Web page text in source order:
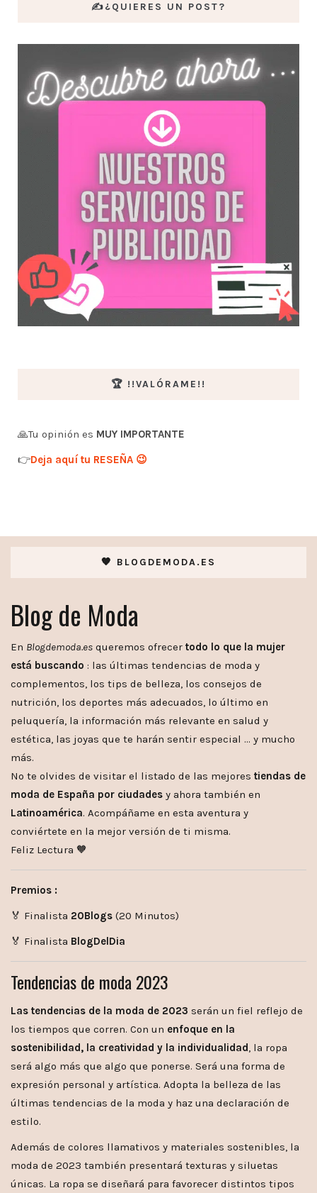
✍️¿QUIERES UN POST?
🏆 !!VALÓRAME!!
🙏Tu opinión es MUY IMPORTANTE
👉Deja aquí tu RESEÑA 😉
🧡 BLOGDEMODA.ES
Blog de Moda
En Blogdemoda.es queremos ofrecer todo lo que la mujer
está buscando : las últimas tendencias de moda y
complementos, los tips de belleza, los consejos de
nutrición, los deportes más adecuados, lo último en
peluquería, la información más relevante en salud y
estética, las joyas que te harán sentir especial … y mucho
más.
No te olvides de visitar el listado de las mejores tiendas de
moda de España por ciudades y ahora también en
Latinoamérica. Acompáñame en esta aventura y
conviértete en la mejor versión de ti misma.
Feliz Lectura 🧡
Premios :
🏅 Finalista 20Blogs (20 Minutos)
🏅 Finalista BlogDelDia
Tendencias de moda 2023
Las tendencias de la moda de 2023 serán un fiel reflejo de
los tiempos que corren. Con un enfoque en la
sostenibilidad, la creatividad y la individualidad, la ropa
será algo más que algo que ponerse. Será una forma de
expresión personal y artística. Adopta la belleza de las
últimas tendencias de la moda y haz una declaración de
estilo.
Además de colores llamativos y materiales sostenibles, la
moda de 2023 también presentará texturas y siluetas
únicas. La ropa se diseñará para favorecer distintos tipos